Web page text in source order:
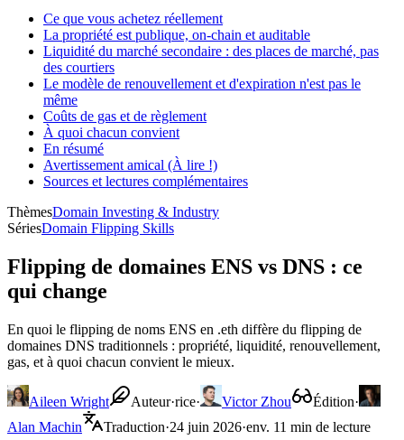
Ce que vous achetez réellement
La propriété est publique, on-chain et auditable
Liquidité du marché secondaire : des places de marché, pas
des courtiers
Le modèle de renouvellement et d'expiration n'est pas le
même
Coûts de gas et de règlement
À quoi chacun convient
En résumé
Avertissement amical (À lire !)
Sources et lectures complémentaires
ThèmesDomain Investing & Industry
SériesDomain Flipping Skills
Flipping de domaines ENS vs DNS : ce
qui change
En quoi le flipping de noms ENS en .eth diffère du flipping de
domaines DNS traditionnels : propriété, liquidité, renouvellement,
gas, et à quoi chacun convient le mieux.
Aileen Wright Auteur·rice· Victor Zhou Édition·
Alan Machin
Traduction·24 juin 2026·env. 11 min de lecture